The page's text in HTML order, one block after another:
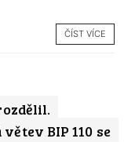
ČÍST VÍCE
BIP 110 se